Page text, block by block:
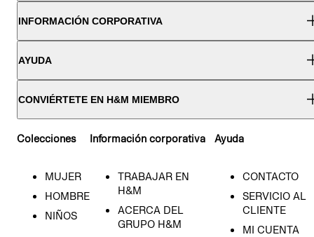
INFORMACIÓN CORPORATIVA
AYUDA
CONVIÉRTETE EN H&M MIEMBRO
Colecciones
MUJER
HOMBRE
NIÑOS
Información corporativa
TRABAJAR EN
H&M
ACERCA DEL
GRUPO H&M
Ayuda
CONTACTO
SERVICIO AL
CLIENTE
MI CUENTA